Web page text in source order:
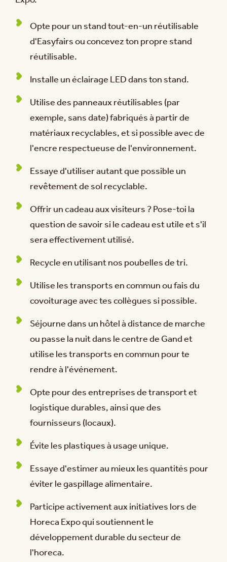
Opte pour un stand tout-en-un réutilisable
d'Easyfairs ou concevez ton propre stand
réutilisable.
Installe un éclairage LED dans ton stand.
Utilise des panneaux réutilisables (par
exemple, sans date) fabriqués à partir de
matériaux recyclables, et si possible avec de
l'encre respectueuse de l'environnement.
Essaye d'utiliser autant que possible un
revêtement de sol recyclable.
Offrir un cadeau aux visiteurs ? Pose-toi la
question de savoir si le cadeau est utile et s'il
sera effectivement utilisé.
Recycle en utilisant nos poubelles de tri.
Utilise les transports en commun ou fais du
covoiturage avec tes collègues si possible.
Séjourne dans un hôtel à distance de marche
ou passe la nuit dans le centre de Gand et
utilise les transports en commun pour te
rendre à l'événement.
Opte pour des entreprises de transport et
logistique durables, ainsi que des
fournisseurs (locaux).
Évite les plastiques à usage unique.
Essaye d'estimer au mieux les quantités pour
éviter le gaspillage alimentaire.
Participe activement aux initiatives lors de
Horeca Expo qui soutiennent le
développement durable du secteur de
l'horeca.